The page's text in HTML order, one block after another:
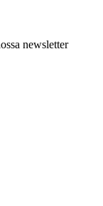
newsletter